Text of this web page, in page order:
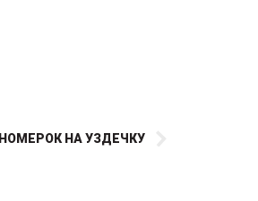
НОМЕРОК НА УЗДЕЧКУ